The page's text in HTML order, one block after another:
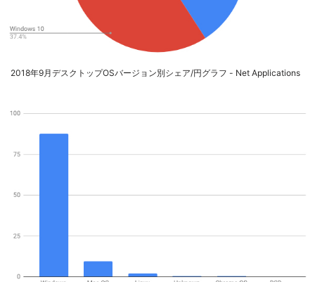
2018年9月デスクトップOSバージョン別シェア/円グラフ - Net Applications